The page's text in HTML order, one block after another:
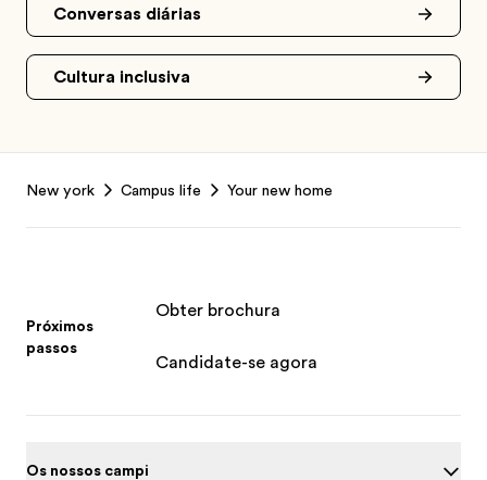
Conversas diárias
Cultura inclusiva
New york Campus life Your new home
Próximos
passos
Obter brochura
Candidate-se agora
Os nossos campi